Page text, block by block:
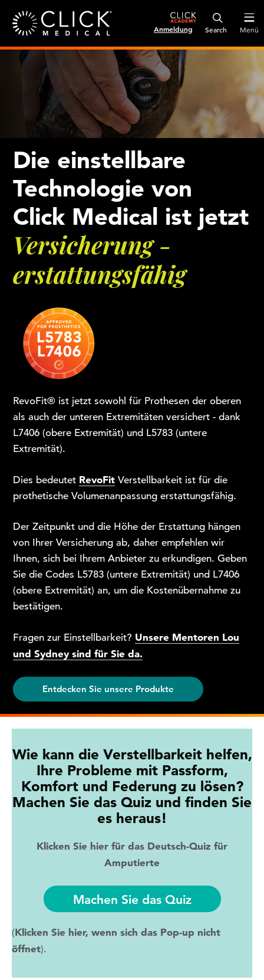
Anmeldung Menü
Die einstellbare
Technologie von
Click Medical ist jetzt
Versicherung -
erstattungsfähig
RevoFit® ist jetzt sowohl für Prothesen der oberen
als auch der unteren Extremitäten versichert - dank
L7406 (obere Extremität) und L5783 (untere
Extremität).
Dies bedeutet RevoFit Verstellbarkeit ist für die
prothetische Volumenanpassung erstattungsfähig.
Der Zeitpunkt und die Höhe der Erstattung hängen
von Ihrer Versicherung ab, daher empfehlen wir
Ihnen, sich bei Ihrem Anbieter zu erkundigen. Geben
Sie die Codes L5783 (untere Extremität) und L7406
(obere Extremität) an, um die Kostenübernahme zu
bestätigen.
Fragen zur Einstellbarkeit? Unsere Mentoren Lou
und Sydney sind für Sie da.
Entdecken Sie unsere Produkte
Wie kann die Verstellbarkeit helfen,
Ihre Probleme mit Passform,
Komfort und Federung zu lösen?
Machen Sie das Quiz und finden Sie
es heraus!
Klicken Sie hier für das Deutsch-Quiz für
Amputierte
Machen Sie das Quiz
(Klicken Sie hier, wenn sich das Pop-up nicht
öffnet).